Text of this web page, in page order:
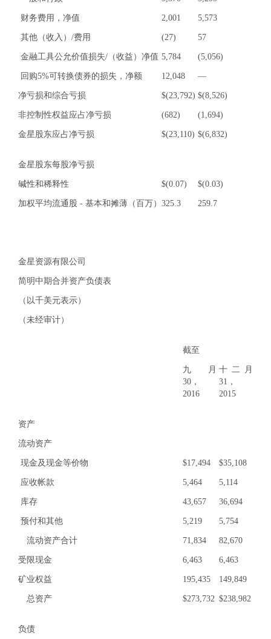
财务费用，净值 2,001 5,573
其他（收入）/费用 (27) 57
金融工具公允价值损失/（收益）净值 5,784 (5,056)
回购5%可转换债券的损失，净额 12,048 —
净亏损和综合亏损 $(23,792) $(8,526)
非控制性权益应占净亏损 (682) (1,694)
金星股东应占净亏损 $(23,110) $(6,832)
金星股东每股净亏损
碱性和稀释性 $(0.07) $(0.03)
加权平均流通股 - 基本和摊薄（百万） 325.3 259.7
金星资源有限公司
简明中期合并资产负债表
（以千美元表示）
（未经审计）
截至
九月
30，
2016
十二月
31，
2015
资产
流动资产
现金及现金等价物 $17,494 $35,108
应收帐款 5,464 5,114
库存 43,657 36,694
预付和其他 5,219 5,754
流动资产合计 71,834 82,670
受限现金 6,463 6,463
矿业权益 195,435 149,849
总资产 $273,732 $238,982
负债